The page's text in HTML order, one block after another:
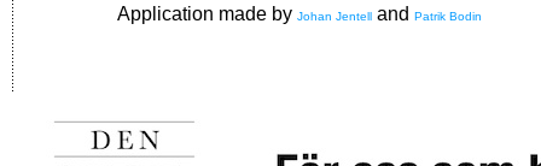
Application made by Johan Jentell and Patrik Bodin